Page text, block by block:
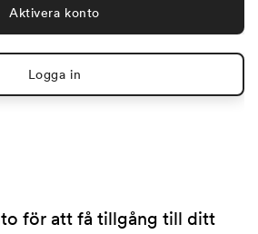
Aktivera konto
Logga in
för att få tillgång till ditt